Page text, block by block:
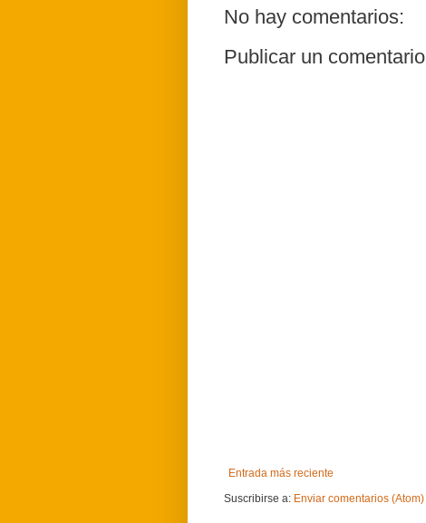
No hay comentarios:
Publicar un comentario
Entrada más reciente
Suscribirse a: Enviar comentarios (Atom)